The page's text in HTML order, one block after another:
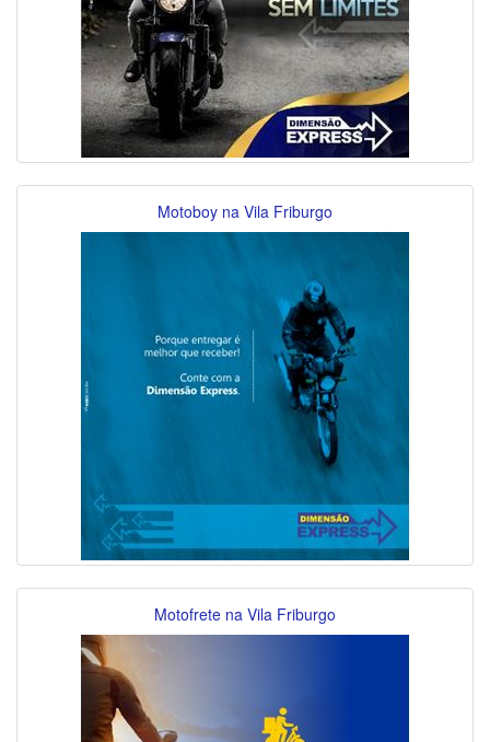
Motoboy na Vila Friburgo
Motofrete na Vila Friburgo